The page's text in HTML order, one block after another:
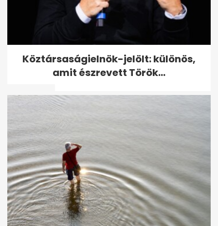
Köztársaságielnök-jelölt:
különös, amit észrevett
Török...
Köztársaságielnök-jelölt: különös,
amit észrevett Török...